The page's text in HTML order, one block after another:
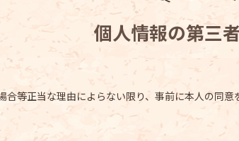
個人情報の第三
合等正当な理由によらない限り、事前に本人の同